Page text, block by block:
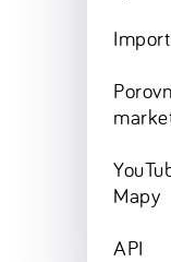
Mapy
API